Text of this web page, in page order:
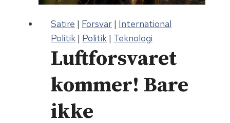
Satire | Forsvar | International
Politik | Politik | Teknologi
Luftforsvaret
kommer! Bare
ikke